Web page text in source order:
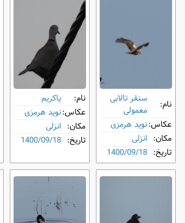
نام:
سنقر تالابی
معمولی
عکاس:نوید هرمزی
مکان: انزلی
تاریخ: 1400/09/18
نام:
یاکریم
عکاس:نوید هرمزی
مکان: انزلی
تاریخ: 1400/09/18